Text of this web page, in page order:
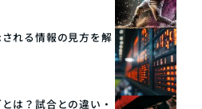
れる情報の見方を解
は？試合との違い・